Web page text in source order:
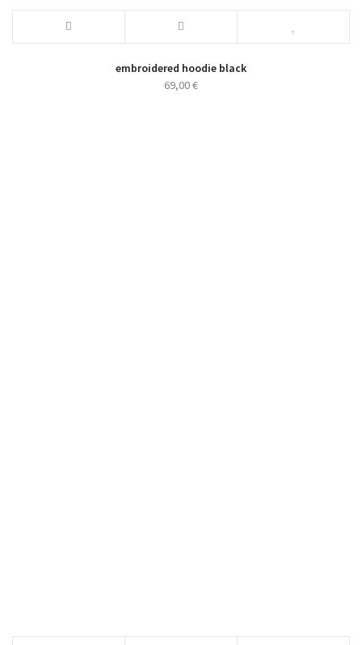
embroidered hoodie black
69,00€